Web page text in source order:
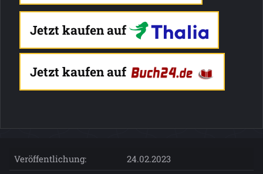
Jetzt kaufen auf
Jetzt kaufen auf
Veröffentlichung:
24.02.2023